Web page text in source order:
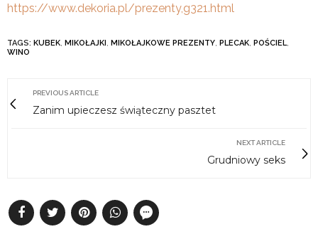
https://www.dekoria.pl/prezenty,g321.html
TAGS: KUBEK, MIKOŁAJKI , MIKOŁAJKOWE PREZENTY, PLECAK, POŚCIEL,
WINO
PREVIOUS ARTICLE
Zanim upieczesz świąteczny pasztet
NEXT ARTICLE
Grudniowy seks